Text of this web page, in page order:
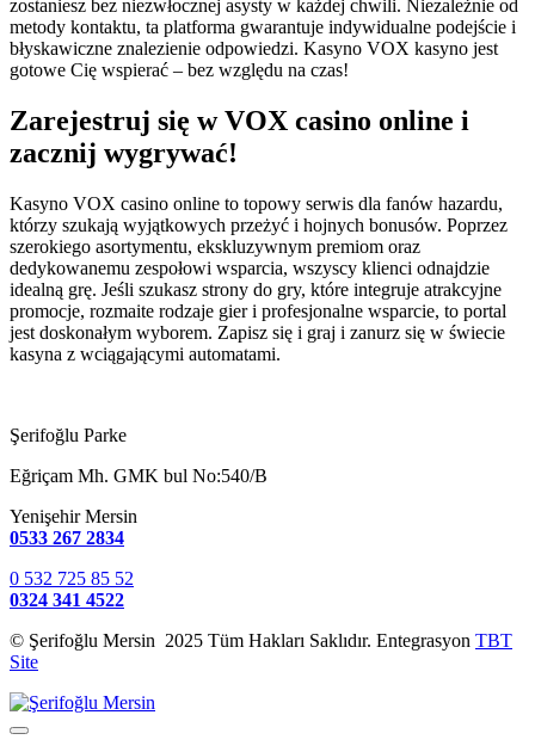
zostaniesz bez niezwłocznej asysty w każdej chwili. Niezależnie od
metody kontaktu, ta platforma gwarantuje indywidualne podejście i
błyskawiczne znalezienie odpowiedzi. Kasyno VOX kasyno jest
gotowe Cię wspierać – bez względu na czas!
Zarejestruj się w VOX casino online i
zacznij wygrywać!
Kasyno VOX casino online to topowy serwis dla fanów hazardu,
którzy szukają wyjątkowych przeżyć i hojnych bonusów. Poprzez
szerokiego asortymentu, ekskluzywnym premiom oraz
dedykowanemu zespołowi wsparcia, wszyscy klienci odnajdzie
idealną grę. Jeśli szukasz strony do gry, które integruje atrakcyjne
promocje, rozmaite rodzaje gier i profesjonalne wsparcie, to portal
jest doskonałym wyborem. Zapisz się i graj i zanurz się w świecie
kasyna z wciągającymi automatami.
Şerifoğlu Parke
Eğriçam Mh. GMK bul No:540/B
Yenişehir Mersin
0533 267 2834
0 532 725 85 52
0324 341 4522
© Şerifoğlu Mersin 2025 Tüm Hakları Saklıdır. Entegrasyon TBT
Site